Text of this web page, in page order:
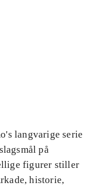
langvarige serie
på
figurer stiller
historie,